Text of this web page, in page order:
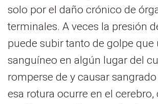
solo por el daño crónico de
terminales. A veces la presión
puede subir tanto de golpe que
sanguíneo en algún lugar del
romperse de y causar
esa rotura ocurre en el cerebro,